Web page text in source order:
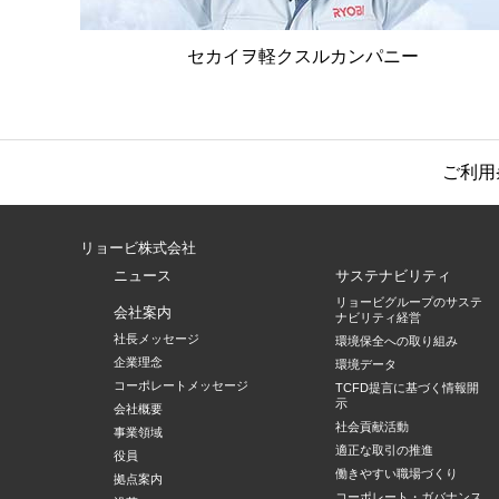
セカイヲ軽クスルカンパニー
ご利
リョービ株式会社
ニュース
会社案内
社長メッセージ
企業理念
コーポレートメッセージ
会社概要
事業領域
役員
拠点案内
サステナビリティ
リョービグループのサステ
ナビリティ経営
環境保全への取り組み
環境データ
TCFD提言に基づく情報開
示
社会貢献活動
適正な取引の推進
働きやすい職場づくり